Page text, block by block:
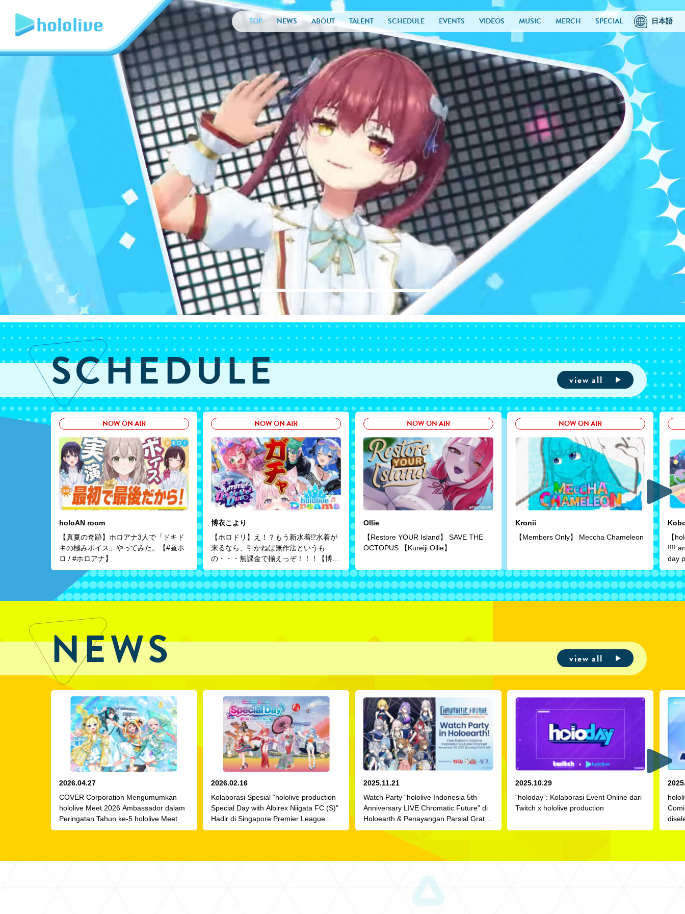
TOP NEWS ABOUT TALENT SCHEDULE EVENTS VIDEOS MUSIC MERCH SPECIAL 日本語
SCHEDULE view all
NOW ON AIR
holoAN room
【真夏の奇跡】ホロアナ3人で「ドキド
キの極みボイス」やってみた。【#昼ホ
ロ / #ホロアナ】
NOW ON AIR
博衣こより
【ホロドリ】え！？もう新水着⁉水着が
来るなら、引かねば無作法というも
の・・・無課金で揃えっぞ！！！【博衣
こより/ホロライブ】
NOW ON AIR
Ollie
【Restore YOUR Island】 SAVE THE
OCTOPUS 【Kureiji Ollie】
NOW ON AIR
Kronii
【Members Only】 Meccha Chameleon
【
!!!!
day
NEWS view all
2026.04.27
COVER Corporation Mengumumkan
hololive Meet 2026 Ambassador dalam
Peringatan Tahun ke-5 hololive Meet
2026.02.16
Kolaborasi Spesial “hololive production
Special Day with Albirex Niigata FC (S)”
Hadir di Singapore Premier League
pada 16 Mei 2026!
2025.11.21
Watch Party “hololive Indonesia 5th
Anniversary LIVE Chromatic Future” di
Holoearth & Penayangan Parsial Gratis
di YouTube
2025.10.29
“holoday”: Kolaborasi Event Online dari
Twitch x hololive production